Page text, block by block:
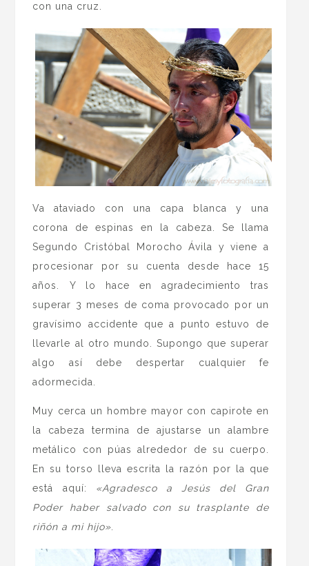
con una cruz.
Va ataviado con una capa blanca y una
corona de espinas en la cabeza. Se llama
Segundo Cristóbal Morocho Ávila y viene a
procesionar por su cuenta desde hace 15
años. Y lo hace en agradecimiento tras
superar 3 meses de coma provocado por un
gravísimo accidente que a punto estuvo de
llevarle al otro mundo. Supongo que superar
algo así debe despertar cualquier fe
adormecida.
Muy cerca un hombre mayor con capirote en
la cabeza termina de ajustarse un alambre
metálico con púas alrededor de su cuerpo.
En su torso lleva escrita la razón por la que
está aquí: «Agradesco a Jesús del Gran
Poder haber salvado con su trasplante de
riñón a mi hijo»